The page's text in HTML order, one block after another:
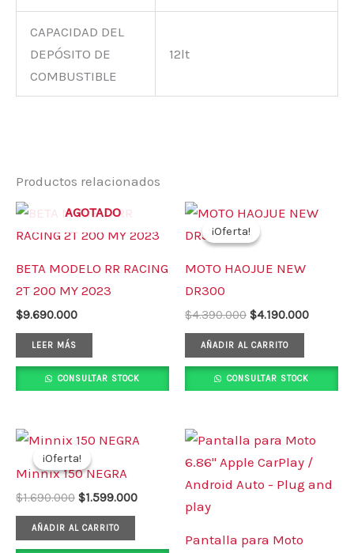
CAPACIDAD DEL
DEPÓSITO DE
COMBUSTIBLE
12lt
Productos relacionados
AGOTADO
BETA MODELO RR RACING
2T 200 MY 2023
$9.690.000
LEER MÁS
CONSULTAR STOCK
¡Oferta!
¡Oferta!
MOTO HAOJUE NEW
DR300
$4.390.000
El
original
$4.390.000.
$4.190.000
El
AÑADIR AL CARRITO
CONSULTAR STOCK
¡Oferta!
¡Oferta!
Minnix 150 NEGRA
$1.690.000
El
original
era:
$1.690.000.
$1.599.000
El
$1.599.000.
AÑADIR AL CARRITO
Pantalla para Moto